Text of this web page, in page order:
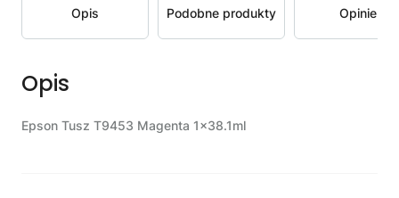
Opis Podobne produkty Opinie
Opis
Epson Tusz T9453 Magenta 1x38.1ml